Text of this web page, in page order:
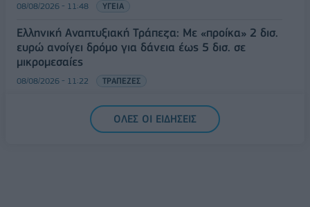
08/08/2026 - 11:48 ΥΓΕΙΑ
Ελληνική Αναπτυξιακή Τράπεζα: Με «προίκα» 2 δισ.
ευρώ ανοίγει δρόμο για δάνεια έως 5 δισ. σε
μικρομεσαίες
08/08/2026 - 11:22 ΤΡΑΠΕΖΕΣ
5G παντού, 6G στον ορίζοντα: Πού βρίσκεται η
Ελλάδα στη μεγάλη τεχνολογική μετάβαση
ΟΛΕΣ ΟΙ ΕΙΔΗΣΕΙΣ